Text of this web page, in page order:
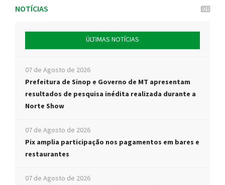
NOTÍCIAS
ÚLTIMAS NOTÍCIAS
07 de Agosto de 2026
Prefeitura de Sinop e Governo de MT apresentam
resultados de pesquisa inédita realizada durante a
Norte Show
07 de Agosto de 2026
Pix amplia participação nos pagamentos em bares e
restaurantes
07 de Agosto de 2026